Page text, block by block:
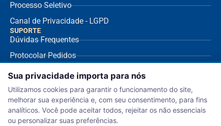
Processo Seletivo
Canal de Privacidade - LGPD
SUPORTE
Dúvidas Frequentes
Protocolar Pedidos
Envio de NF Fornecedor
Ouvidoria
Aviso de Privacidade
Termo de Uso
Sua privacidade importa para nós
Utilizamos cookies para garantir o funcionamento do site,
melhorar sua experiência e, com seu consentimento, para fins
analíticos. Você pode aceitar todos, rejeitar os não essenciais
ou personalizar suas preferências.